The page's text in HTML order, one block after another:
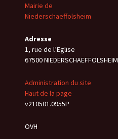
Mairie de
Niederschaeffolsheim
Adresse
1, rue de l’Eglise
67500 NIEDERSCHAEFFOLSHEIM
Administration du site
Haut de la page
v210501.0955P
OVH